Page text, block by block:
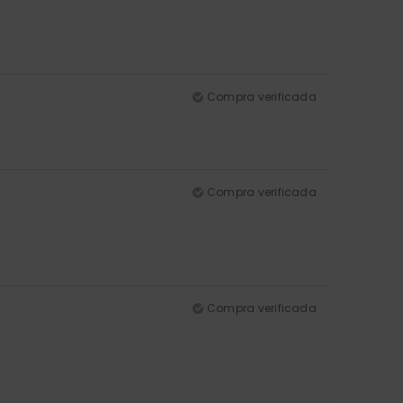
Compra verificada
Compra verificada
Compra verificada